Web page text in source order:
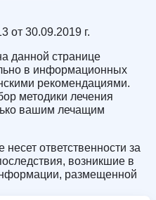
30.09.2019 г.
данной странице
в информационных
рекомендациями.
методики лечения
вашим лечащим
ответственности за
возникшие в
размещенной